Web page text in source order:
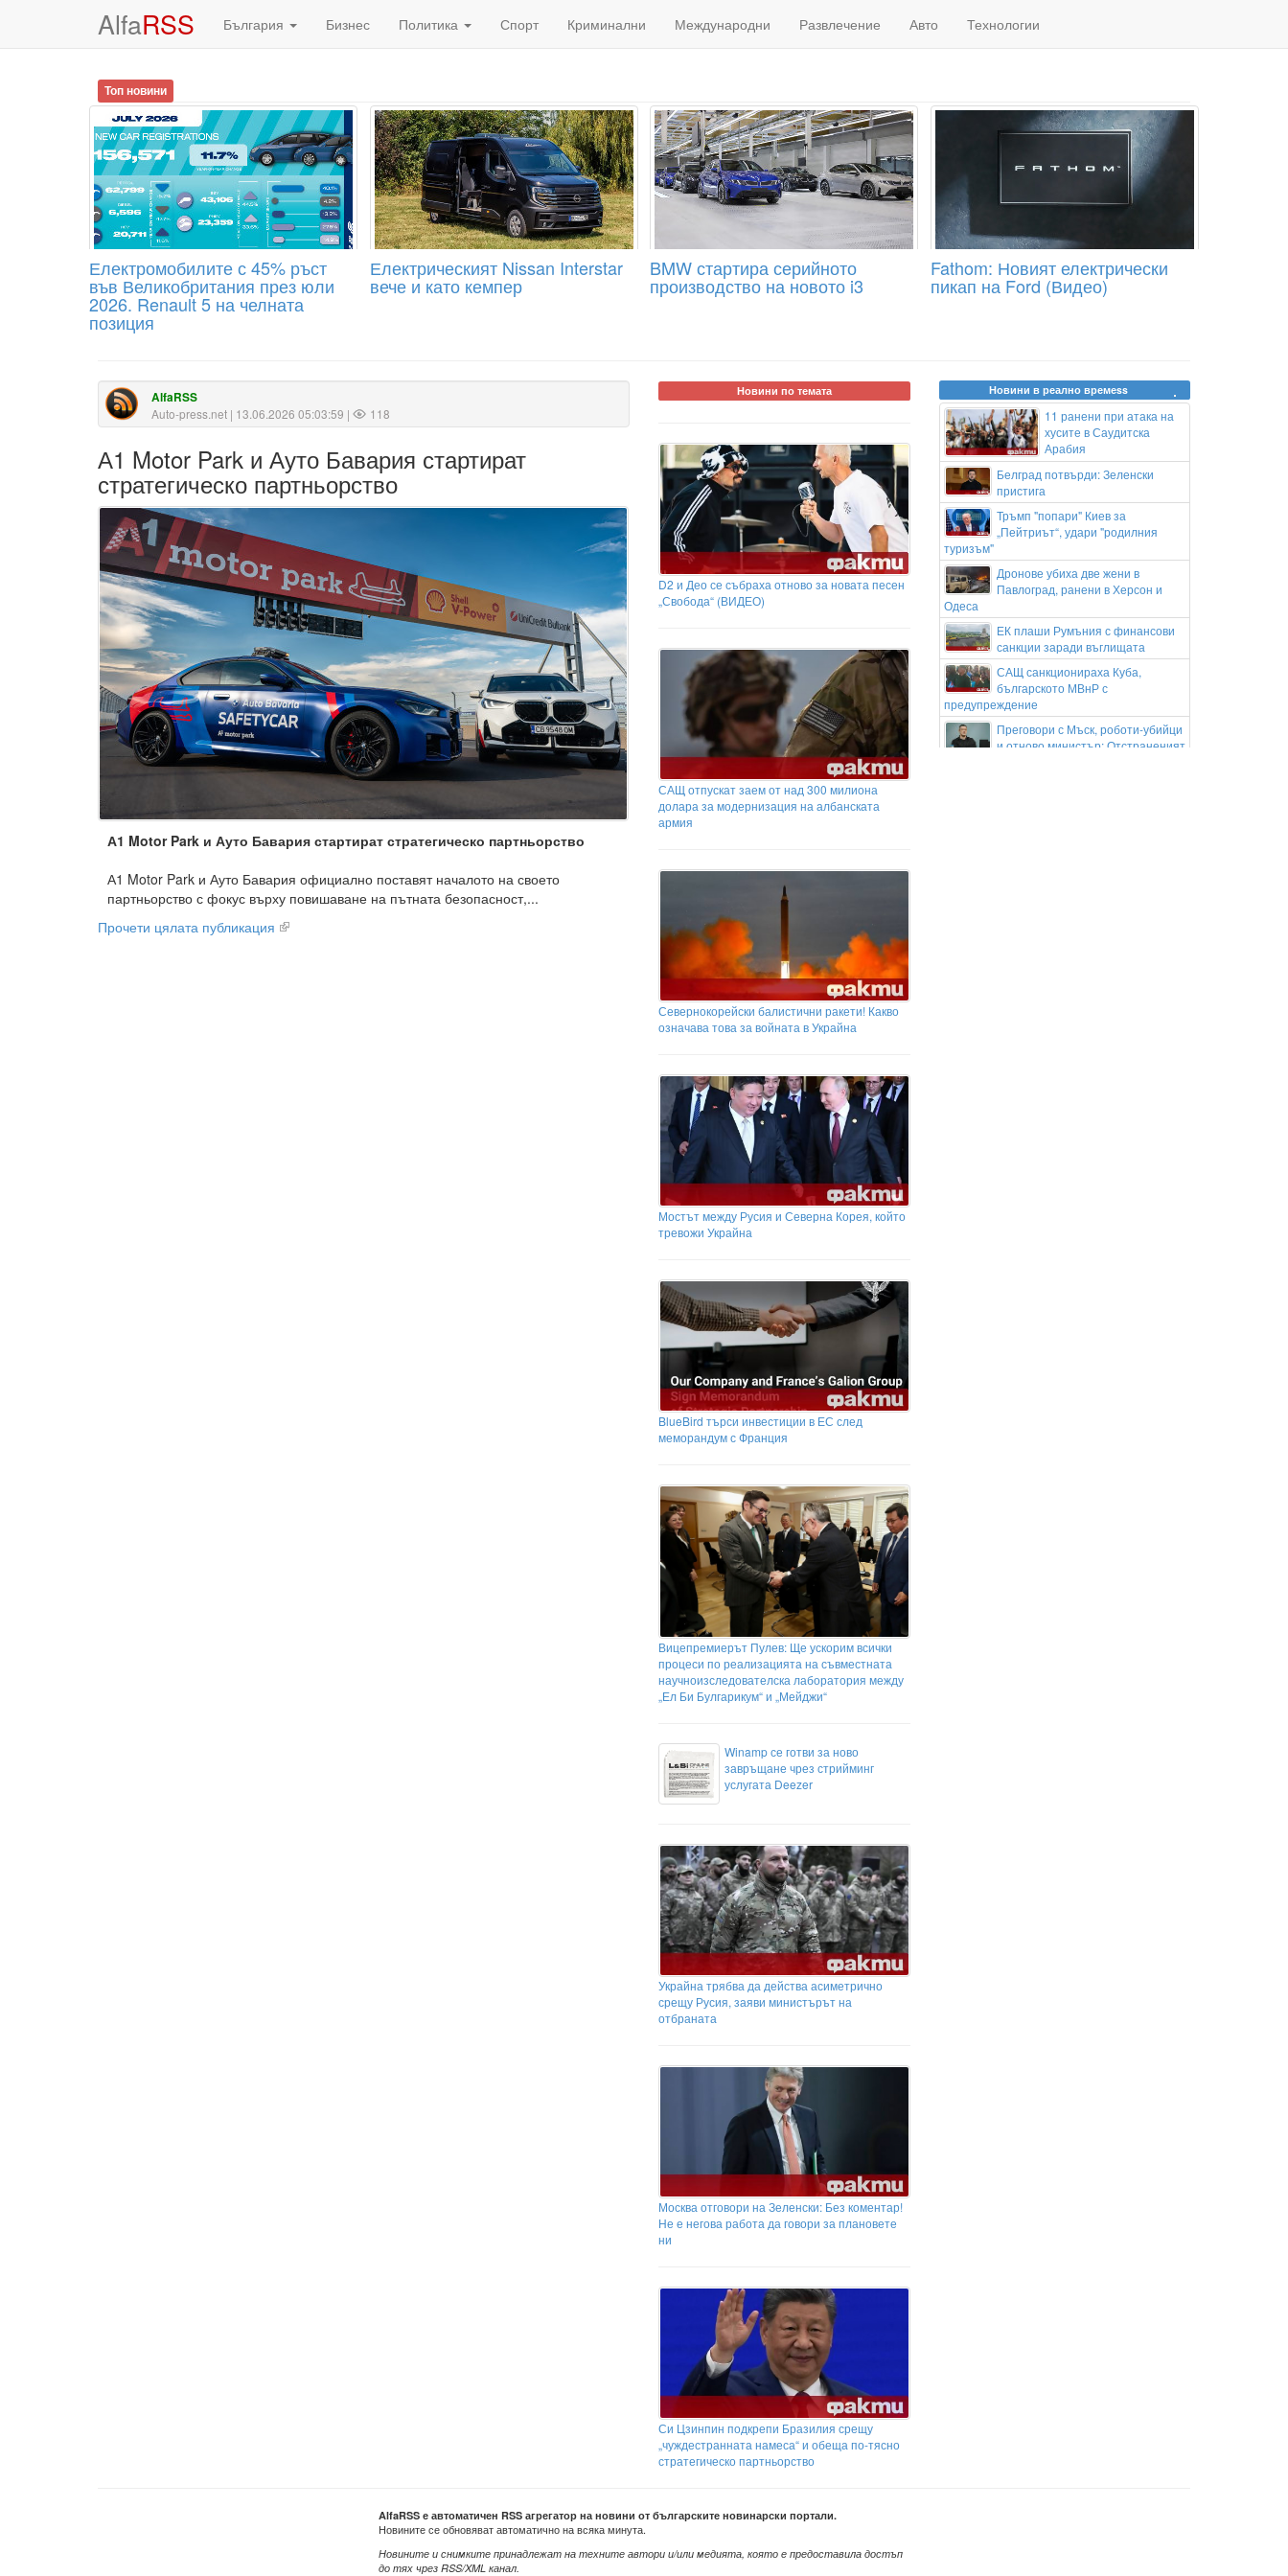
AlfaRSS България Бизнес Политика Спорт Криминални Международни Развлечение Авто Технологии
Топ новини
Електромобилите с 45% ръст
във Великобритания през юли
2026. Renault 5 на челната
позиция
Електрическият Nissan Interstar
вече и като кемпер
BMW стартира серийното
производство на новото i3
Fathom: Новият електрически
пикап на Ford (Видео)
AlfaRSS
Auto-press.net | 13.06.2026 05:03:59 | 118
А1 Motor Park и Ауто Бавария стартират
стратегическо партньорство
А1 Motor Park и Ауто Бавария стартират стратегическо партньорство
А1 Motor Park и Ауто Бавария официално поставят началото на своето
партньорство с фокус върху повишаване на пътната безопасност,...
Прочети цялата публикация
Новини по темата
D2 и Део се събраха отново за новата песен
„Свобода“ (ВИДЕО)
САЩ отпускат заем от над 300 милиона
долара за модернизация на албанската
армия
Севернокорейски балистични ракети! Какво
означава това за войната в Украйна
Мостът между Русия и Северна Корея, който
тревожи Украйна
BlueBird търси инвестиции в ЕС след
меморандум с Франция
Вицепремиерът Пулев: Ще ускорим всички
процеси по реализацията на съвместната
научноизследователска лаборатория между
„Ел Би Булгарикум“ и „Мейджи“
Winamp се готви за ново
завръщане чрез стрийминг
услугата Deezer
Украйна трябва да действа асиметрично
срещу Русия, заяви министърът на
отбраната
Москва отговори на Зеленски: Без коментар!
Не е негова работа да говори за плановете
ни
Си Цзинпин подкрепи Бразилия срещу
„чуждестранната намеса“ и обеща по-тясно
стратегическо партньорство
Новини в реално времеss
11 ранени при атака на
хусите в Саудитска
Арабия
Белград потвърди: Зеленски
пристига
Тръмп "попари" Киев за
„Пейтриът“, удари "родилния
туризъм"
Дронове убиха две жени в
Павлоград, ранени в Херсон и
Одеса
ЕК плаши Румъния с финансови
санкции заради въглищата
САЩ санкционираха Куба,
българското МВнР с
предупреждение
Преговори с Мъск, роботи-убийци
и отново министър: Отстраненият
AlfaRSS е автоматичен RSS агрегатор на новини от българските новинарски портали.
Новините се обновяват автоматично на всяка минута.
Новините и снимките принадлежат на техните автори и/или медията, която е предоставила достъп
до тях чрез RSS/XML канал.